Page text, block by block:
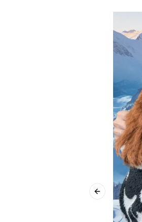
Previous slide